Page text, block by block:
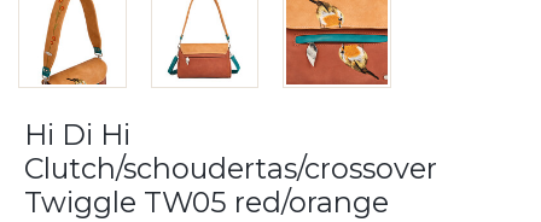
Hi Di Hi
Clutch/schoudertas/crossover
Twiggle TW05 red/orange